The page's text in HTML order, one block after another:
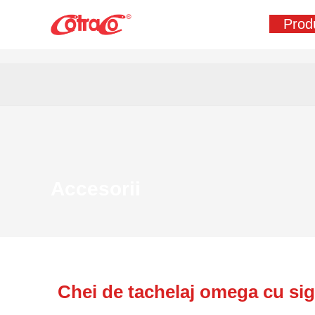
Chei de tachelaj omega cu